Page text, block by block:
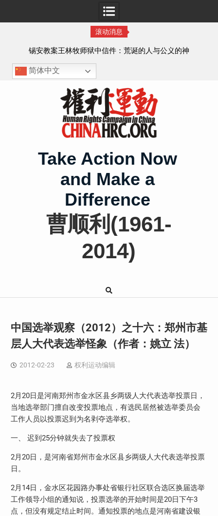
滚动消息
师狱中信件：荒诞的人与公义的神 顾玲娣：
简体中文
Take Action Now
and Make a
Difference
曹顺利(1961-
2014)
中国选举观察（2012）之十六：郑州市基
层人大代表选举怪象（作者：姚立 法）
2012-02-23 权利运动编辑
2月20日是河南郑州市金水区县乡两级人大代表选举投票日，
当地选举部门擅自改变投票地点，有选民居然被选举委员会
工作人员以投票迟到为名剥夺选举权。
一、 迟到25分钟就失去了投票权
2月20日，是河南省郑州市金水区县乡两级人大代表选举投票
日。
2月14日，金水区花园路办事处省银行社区联合选区换届选举
工作领导小组的通知说，投票选举的开始时间是20日下午3
点，但没有规定结止时间。通知投票的地点是河南省建设银